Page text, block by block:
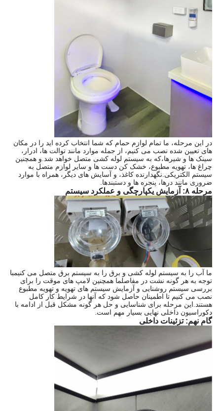
در این مرحله، ما تمام لوازم حمام که شما انتخاب کرده اید را در مکان
های تعیین شده نصب می کنیم، از جمله موارد مانند توالت ها، ادرار،
سینک ها و شیرها،که به سیستم لوله کشی متصل خواهد شد.و همچنین
چراغ ها، تهویه مطبوع، خشک کن دست ها و سایر لوازم متصل به
سیستم الکتریکی.نگهدارنده کاغذ، و آسایش های دیگر، همراه با موارد
ضروری مانند درها، پنجره ها و دستبندها.
مرحله ۸: آزمایش یکپارچگی و عملکرد سیستم
ما آب را به سیستم لوله کشی و برق را به سیستم برق متصل می کنیمبا
توجه به هر گونه نشت در مفاصلما همچنین لامپ های موقت را برای
بررسی سیستم روشنایی و آزمایش سیستم های تهویه و تهویه مطبوع
نصب می کنیم تا اطمینان حاصل شود که آنها در شرایط کار کامل
هستند.این مرحله برای شناسایی و حل هر گونه مشکل قبل از ادامه با
دکوراسیون داخلی نهایی بسیار مهم است.
گام نهم: تزئینات داخلی